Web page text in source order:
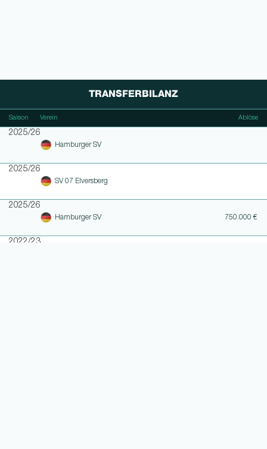
TRANSFERBILANZ
Saison Verein Ablöse
2025/26
Hamburger SV
2025/26
SV 07 Elversberg
2025/26
Hamburger SV 750.000 €
2022/23